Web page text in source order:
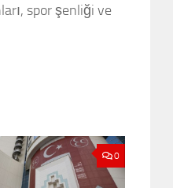
spor şenliği ve
0